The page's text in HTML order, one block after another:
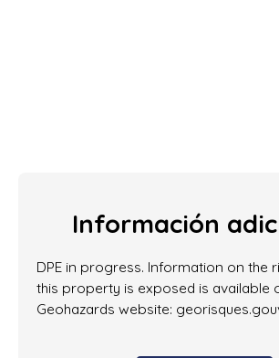
Información
DPE in progress. Information on the
this property is exposed is available
Geohazards website: